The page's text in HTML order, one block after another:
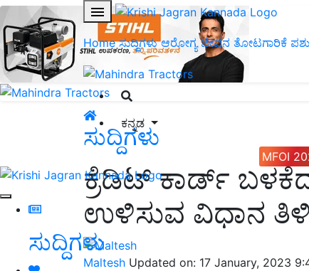
Home ಸುದ್ದಿಗಳು ಆರೋಗ್ಯ ಜೀವನ ತೋಟಗಾರಿಕೆ
ಕನ್ನಡ
MFOI
ಸುದ್ದಿಗಳು
ಸುದ್ದಿಗಳು
ಕ್ರೆಡಿಟ್ ಕಾರ್ಡ್
ಉಳಿಸುವ ವಿಧಾನ
Maltesh Updated on: 17 January, 2023